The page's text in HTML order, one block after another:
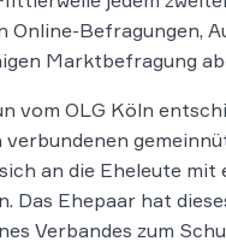
Befragungen,
Marktbefragung
vom OLG Köln
an die Eheleute mit
Ehepaar hat
Verbandes zum